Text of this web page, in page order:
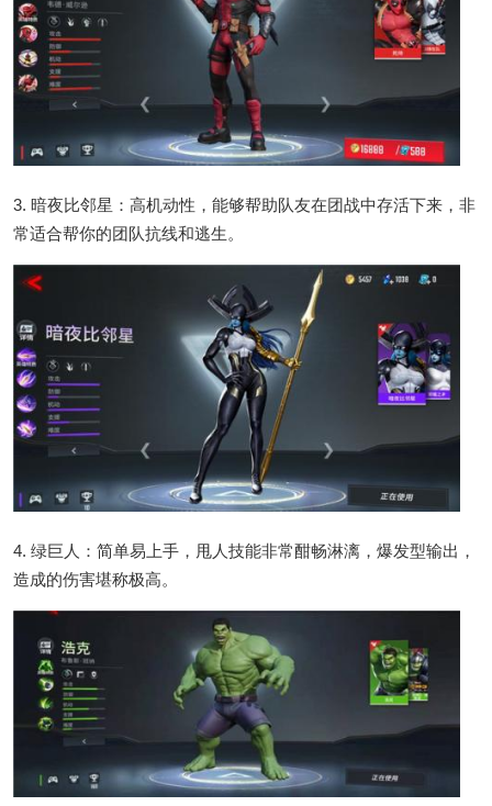
3. 暗夜比邻星：高机动性，能够帮助队友在团战中存活下来，非
常适合帮你的团队抗线和逃生。
4. 绿巨人：简单易上手，甩人技能非常酣畅淋漓，爆发型输出，
造成的伤害堪称极高。